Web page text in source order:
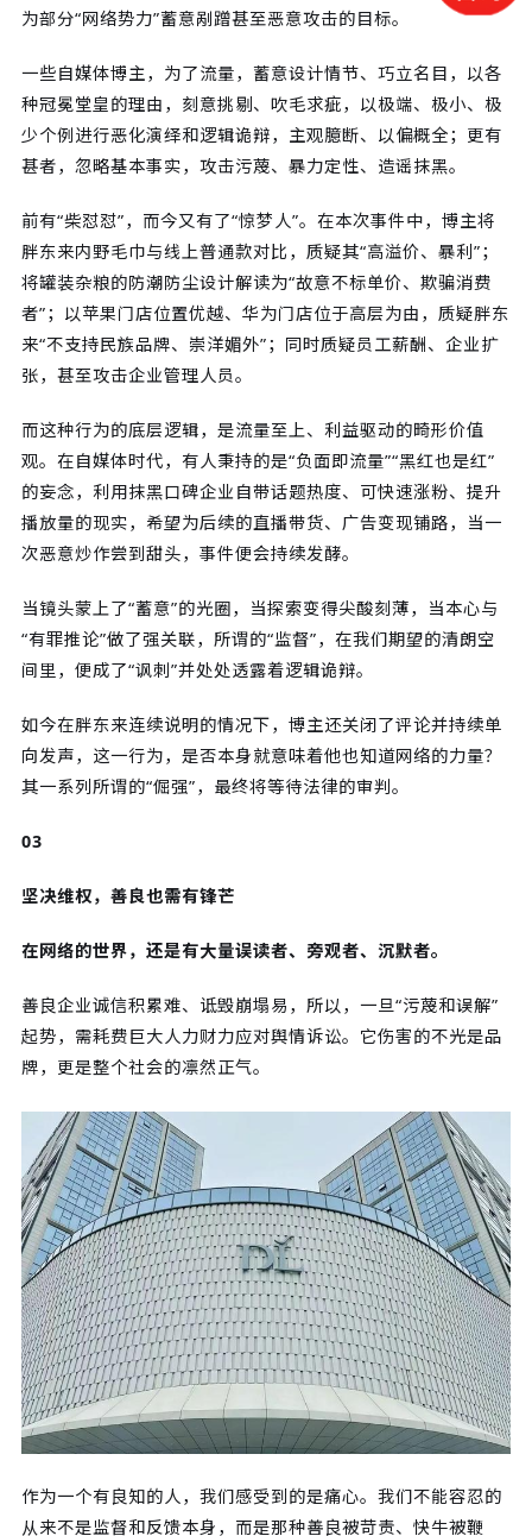
为部分“网络势力”蓄意剐蹭甚至恶意攻击的目标。
一些自媒体博主，为了流量，蓄意设计情节、巧立名目，以各
种冠冕堂皇的理由，刻意挑剔、吹毛求疵，以极端、极小、极
少个例进行恶化演绎和逻辑诡辩，主观臆断、以偏概全；更有
甚者，忽略基本事实，攻击污蔑、暴力定性、造谣抹黑。
前有“柴怼怼”，而今又有了“惊梦人”。在本次事件中，博主将
胖东来内野毛巾与线上普通款对比，质疑其“高溢价、暴利”；
将罐装杂粮的防潮防尘设计解读为“故意不标单价、欺骗消费
者”；以苹果门店位置优越、华为门店位于高层为由，质疑胖东
来“不支持民族品牌、崇洋媚外”；同时质疑员工薪酬、企业扩
张，甚至攻击企业管理人员。
而这种行为的底层逻辑，是流量至上、利益驱动的畸形价值
观。在自媒体时代，有人秉持的是“负面即流量”“黑红也是红”
的妄念，利用抹黑口碑企业自带话题热度、可快速涨粉、提升
播放量的现实，希望为后续的直播带货、广告变现铺路，当一
次恶意炒作尝到甜头，事件便会持续发酵。
当镜头蒙上了“蓄意”的光圈，当探索变得尖酸刻薄，当本心与
“有罪推论”做了强关联，所谓的“监督”，在我们期望的清朗空
间里，便成了“讽刺”并处处透露着逻辑诡辩。
如今在胖东来连续说明的情况下，博主还关闭了评论并持续单
向发声，这一行为，是否本身就意味着他也知道网络的力量？
其一系列所谓的“倔强”，最终将等待法律的审判。
03
坚决维权，善良也需有锋芒
在网络的世界，还是有大量误读者、旁观者、沉默者。
善良企业诚信积累难、诋毁崩塌易，所以，一旦“污蔑和误解”
起势，需耗费巨大人力财力应对舆情诉讼。它伤害的不光是品
牌，更是整个社会的凛然正气。
作为一个有良知的人，我们感受到的是痛心。我们不能容忍的
从来不是监督和反馈本身，而是那种善良被苛责、快牛被鞭